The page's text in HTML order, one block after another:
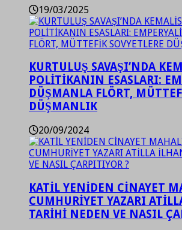
19/03/2025
KURTULUŞ SAVAŞI’NDA
POLİTİKANIN ESASLARI:
DÜŞMANLA FLÖRT,
DÜŞMANLIK
20/09/2024
KATİL YENİDEN CİNAYET
CUMHURİYET YAZARI
TARİHİ NEDEN VE NASIL